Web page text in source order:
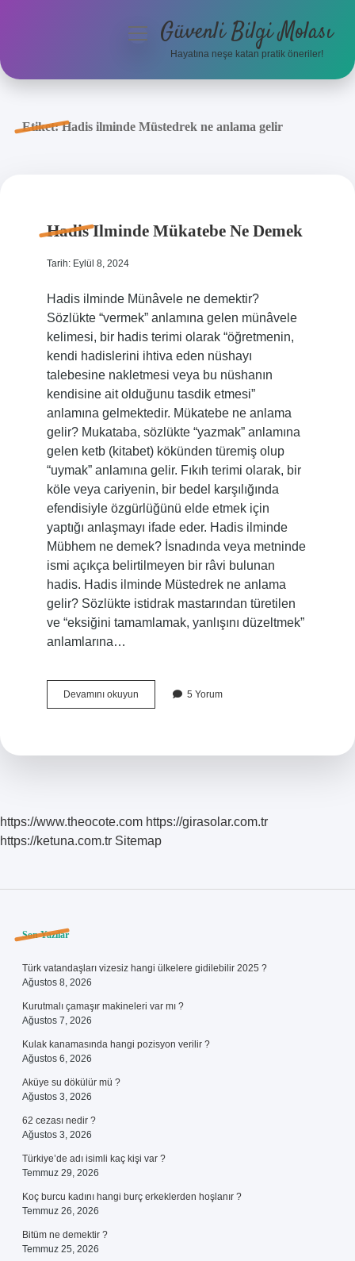
Anasayfa
menüyüGüvenli Bilgi Molası
Hayatına neşe katan pratik öneriler!
Etiket:Hadis ilminde Müstedrek ne anlama gelir
Hadis Ilminde Mükatebe Ne Demek
Tarih: Eylül 8, 2024
Hadis ilminde Münâvele ne demektir?
Sözlükte “vermek” anlamına gelen münâvele
kelimesi, bir hadis terimi olarak “öğretmenin,
kendi hadislerini ihtiva eden nüshayı
talebesine nakletmesi veya bu nüshanın
kendisine ait olduğunu tasdik etmesi”
anlamına gelmektedir. Mükatebe ne anlama
gelir? Mukataba, sözlükte “yazmak” anlamına
gelen ketb (kitabet) kökünden türemiş olup
“uymak” anlamına gelir. Fıkıh terimi olarak, bir
köle veya cariyenin, bir bedel karşılığında
efendisiyle özgürlüğünü elde etmek için
yaptığı anlaşmayı ifade eder. Hadis ilminde
Mübhem ne demek? İsnadında veya metninde
ismi açıkça belirtilmeyen bir râvi bulunan
hadis. Hadis ilminde Müstedrek ne anlama
gelir? Sözlükte istidrak mastarından türetilen
ve “eksiğini tamamlamak, yanlışını düzeltmek”
anlamlarına…
Devamını okuyunHadis
Ilminde
5 Yorum
https://www.theocote.com https://girasolar.com.tr
https://ketuna.com.tr Sitemap
Sidebar
Son Yazılar
Türk vatandaşları vizesiz hangi ülkelere gidilebilir 2025 ?
Ağustos 8, 2026
Kurutmalı çamaşır makineleri var mı ?
Ağustos 7, 2026
Kulak kanamasında hangi pozisyon verilir ?
Ağustos 6, 2026
Aküye su dökülür mü ?
Ağustos 3, 2026
62 cezası nedir ?
Ağustos 3, 2026
Türkiye’de adı isimli kaç kişi var ?
Temmuz 29, 2026
Koç burcu kadını hangi burç erkeklerden hoşlanır ?
Temmuz 26, 2026
Bitüm ne demektir ?
Temmuz 25, 2026